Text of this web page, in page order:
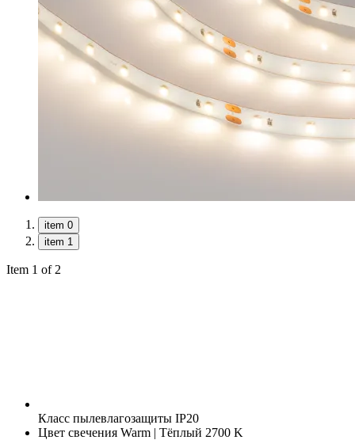
item 0
item 1
Item 1 of 2
Класс пылевлагозащиты IP20
Цвет свечения Warm | Тёплый 2700 K